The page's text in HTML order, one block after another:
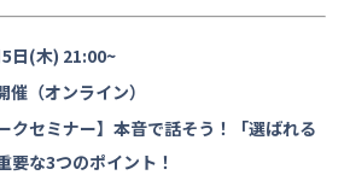
日(木) 21:00~
（オンライン）
クセミナー】本音で話そう！「選ばれる
要な3つのポイント！